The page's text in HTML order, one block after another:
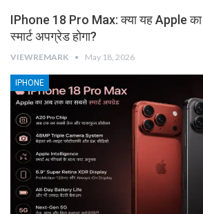
IPhone 18 Pro Max: क्या यह Apple
स्मार्ट अपग्रेड होगा?
VIEWREMARK May 18, 2026
IPHONE